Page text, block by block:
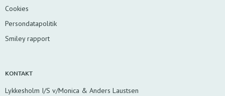
Cookies
Persondatapolitik
Smiley rapport
KONTAKT
Lykkesholm I/S v/Monica & Anders Laustsen